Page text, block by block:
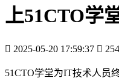
上51CTO学
2025-05-20 17:59:37
51CTO学堂为IT技术人员